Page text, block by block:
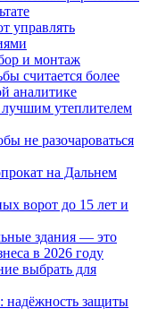
управлять
и монтаж
считается более
аналитике
утеплителем
не разочароваться
на Дальнем
ворот до 15 лет и
здания — это
в 2026 году
выбрать для
надёжность защиты